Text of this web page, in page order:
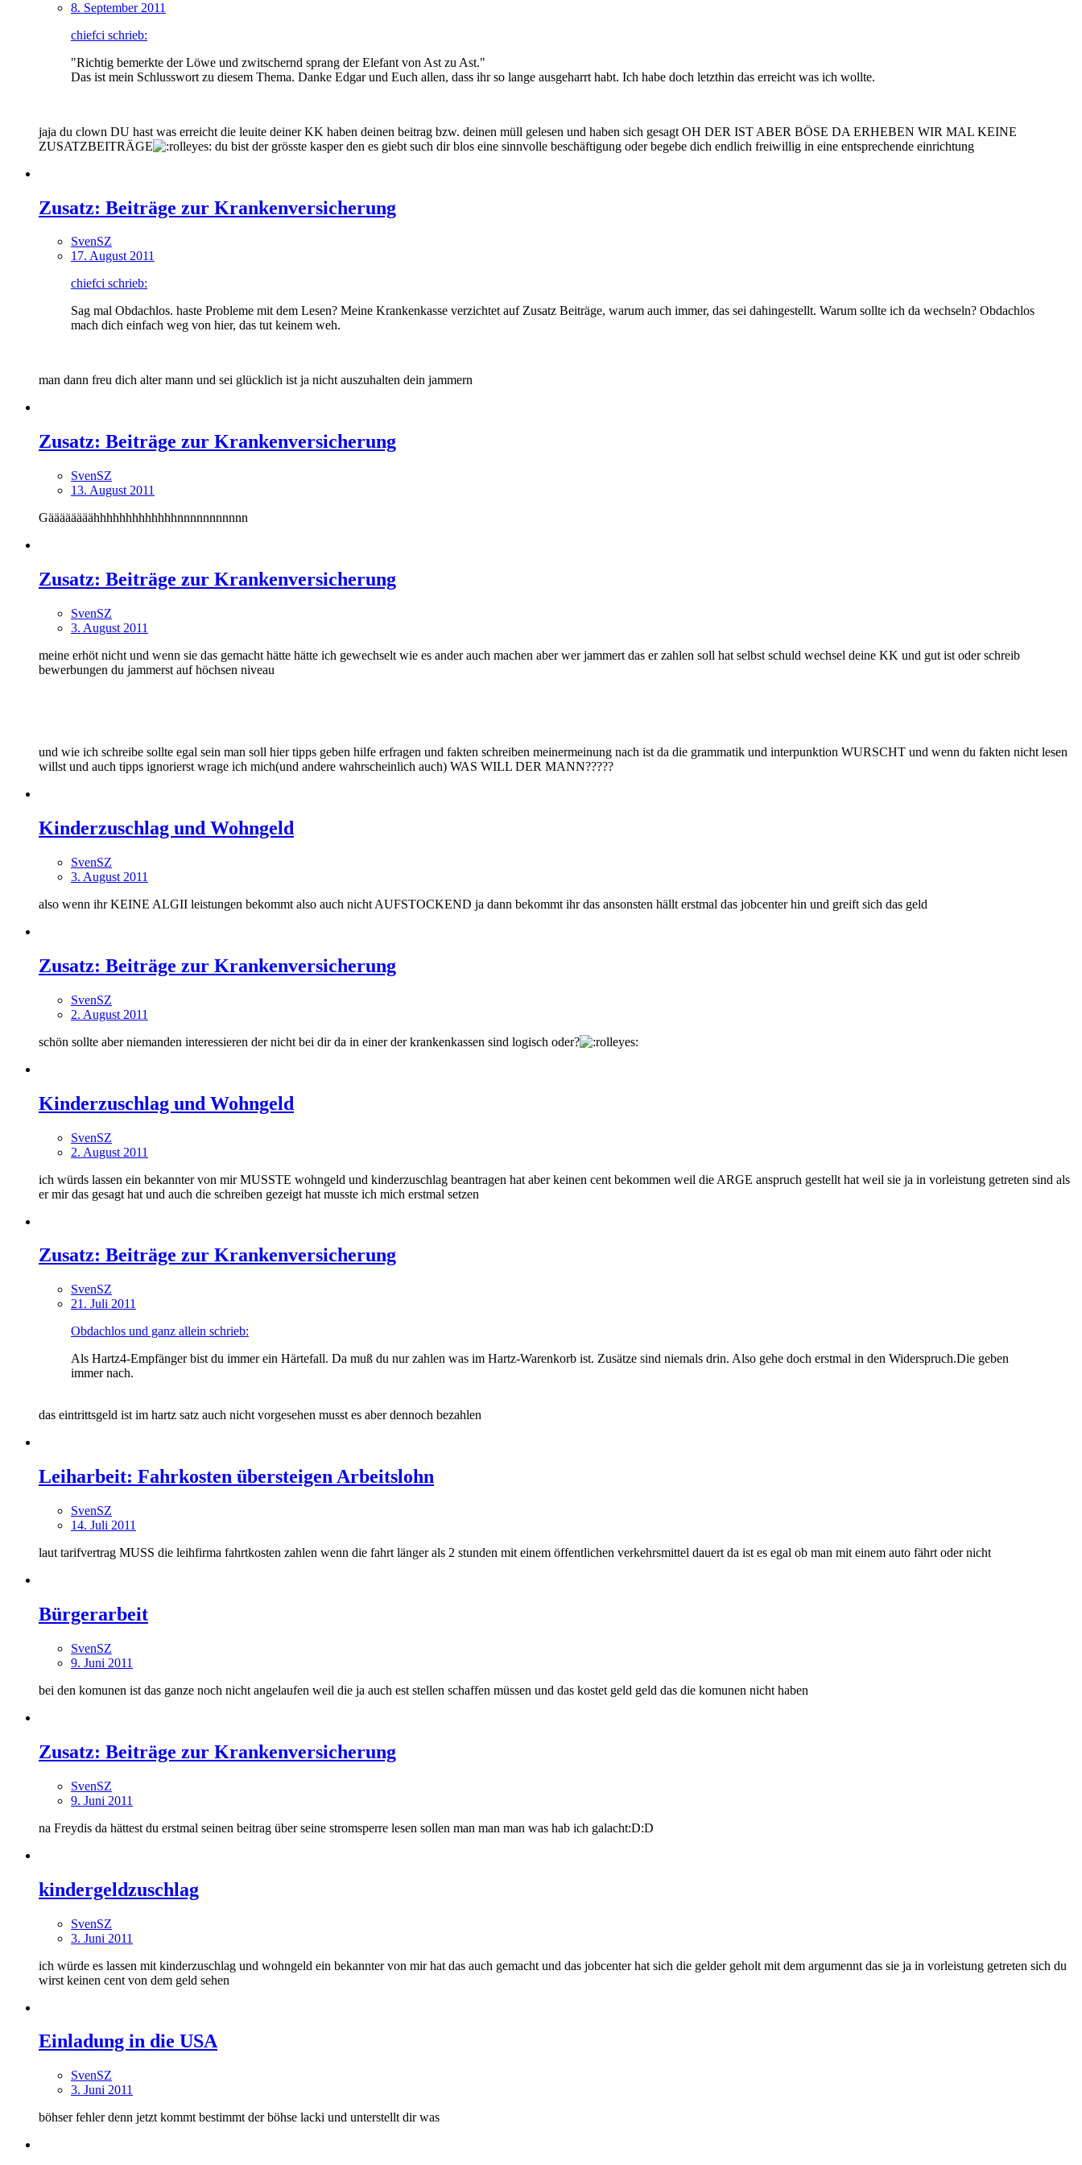
8. September 2011
chiefci schrieb:
"Richtig bemerkte der Löwe und zwitschernd sprang der Elefant von Ast zu Ast."
Das ist mein Schlusswort zu diesem Thema. Danke Edgar und Euch allen, dass ihr so lange ausgeharrt habt. Ich habe doch letzthin das erreicht was ich wollte.
jaja du clown DU hast was erreicht die leuite deiner KK haben deinen beitrag bzw. deinen müll gelesen und haben sich gesagt OH DER IST ABER BÖSE DA ERHEBEN WIR MAL KEINE
ZUSATZBEITRÄGE
du bist der grösste kasper den es giebt such dir blos eine sinnvolle beschäftigung oder begebe dich endlich freiwillig in eine entsprechende einrichtung
Zusatz: Beiträge zur Krankenversicherung
SvenSZ
17. August 2011
chiefci schrieb:
Sag mal Obdachlos. haste Probleme mit dem Lesen? Meine Krankenkasse verzichtet auf Zusatz Beiträge, warum auch immer, das sei dahingestellt. Warum sollte ich da wechseln? Obdachlos
mach dich einfach weg von hier, das tut keinem weh.
man dann freu dich alter mann und sei glücklich ist ja nicht auszuhalten dein jammern
Zusatz: Beiträge zur Krankenversicherung
SvenSZ
13. August 2011
Gäääääääähhhhhhhhhhhhhnnnnnnnnnnn
Zusatz: Beiträge zur Krankenversicherung
SvenSZ
3. August 2011
meine erhöt nicht und wenn sie das gemacht hätte hätte ich gewechselt wie es ander auch machen aber wer jammert das er zahlen soll hat selbst schuld wechsel deine KK und gut ist oder schreib
bewerbungen du jammerst auf höchsen niveau
und wie ich schreibe sollte egal sein man soll hier tipps geben hilfe erfragen und fakten schreiben meinermeinung nach ist da die grammatik und interpunktion WURSCHT und wenn du fakten nicht lesen
willst und auch tipps ignorierst wrage ich mich(und andere wahrscheinlich auch) WAS WILL DER MANN?????
Kinderzuschlag und Wohngeld
SvenSZ
3. August 2011
also wenn ihr KEINE ALGII leistungen bekommt also auch nicht AUFSTOCKEND ja dann bekommt ihr das ansonsten hällt erstmal das jobcenter hin und greift sich das geld
Zusatz: Beiträge zur Krankenversicherung
SvenSZ
2. August 2011
schön sollte aber niemanden interessieren der nicht bei dir da in einer der krankenkassen sind logisch oder?
Kinderzuschlag und Wohngeld
SvenSZ
2. August 2011
ich würds lassen ein bekannter von mir MUSSTE wohngeld und kinderzuschlag beantragen hat aber keinen cent bekommen weil die ARGE anspruch gestellt hat weil sie ja in vorleistung getreten sind als
er mir das gesagt hat und auch die schreiben gezeigt hat musste ich mich erstmal setzen
Zusatz: Beiträge zur Krankenversicherung
SvenSZ
21. Juli 2011
Obdachlos und ganz allein schrieb:
Als Hartz4-Empfänger bist du immer ein Härtefall. Da muß du nur zahlen was im Hartz-Warenkorb ist. Zusätze sind niemals drin. Also gehe doch erstmal in den Widerspruch.Die geben
immer nach.
das eintrittsgeld ist im hartz satz auch nicht vorgesehen musst es aber dennoch bezahlen
Leiharbeit: Fahrkosten übersteigen Arbeitslohn
SvenSZ
14. Juli 2011
laut tarifvertrag MUSS die leihfirma fahrtkosten zahlen wenn die fahrt länger als 2 stunden mit einem öffentlichen verkehrsmittel dauert da ist es egal ob man mit einem auto fährt oder nicht
Bürgerarbeit
SvenSZ
9. Juni 2011
bei den komunen ist das ganze noch nicht angelaufen weil die ja auch est stellen schaffen müssen und das kostet geld geld das die komunen nicht haben
Zusatz: Beiträge zur Krankenversicherung
SvenSZ
9. Juni 2011
na Freydis da hättest du erstmal seinen beitrag über seine stromsperre lesen sollen man man man was hab ich galacht:D:D
kindergeldzuschlag
SvenSZ
3. Juni 2011
ich würde es lassen mit kinderzuschlag und wohngeld ein bekannter von mir hat das auch gemacht und das jobcenter hat sich die gelder geholt mit dem argumennt das sie ja in vorleistung getreten sich du
wirst keinen cent von dem geld sehen
Einladung in die USA
SvenSZ
3. Juni 2011
böhser fehler denn jetzt kommt bestimmt der böhse lacki und unterstellt dir was